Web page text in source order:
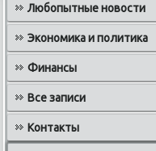
Любопытные новости
Экономика и политика
Финансы
Все записи
Контакты